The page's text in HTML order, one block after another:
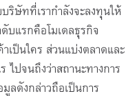
ษัทที่เรากำลังจะลงทุนให้
บแรกคือโมเดลธุรกิจ
เป็นใคร ส่วนแบ่งตลาดและ
ไปจนถึงว่าสถานะทางการ
ลดังกล่าวถือเป็นการ